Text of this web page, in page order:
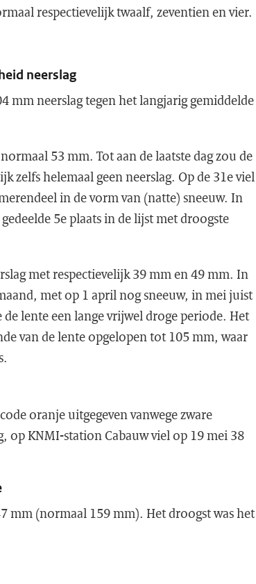
respectievelijk twaalf, zeventien en vier.
neerslag
mm neerslag tegen het langjarig gemiddelde
53 mm. Tot aan de laatste dag zou de
zelfs helemaal geen neerslag. Op de 31e viel
in de vorm van (natte) sneeuw. In
5e plaats in de lijst met droogste
met respectievelijk 39 mm en 49 mm. In
met op 1 april nog sneeuw, in mei juist
lente een lange vrijwel droge periode. Het
van de lente opgelopen tot 105 mm, waar
oranje uitgegeven vanwege zware
op KNMI-station Cabauw viel op 19 mei 38
mm (normaal 159 mm). Het droogst was het